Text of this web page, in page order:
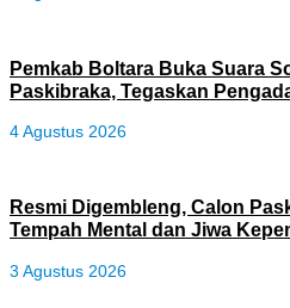
Pemkab Boltara Buka Suara
Paskibraka, Tegaskan
4 Agustus 2026
Resmi Digembleng, Calon
Tempah Mental dan Jiwa
3 Agustus 2026